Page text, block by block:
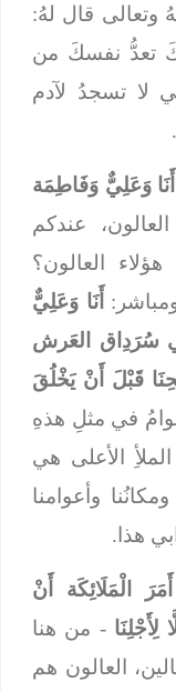
وتعالى قال لهُ:
تعدُّ نفسكَ من
لا تسجدُ لآدم
وَعَلِيٌّ وَفَاطِمَة
عندكم
العالون؟
أَنَا وَعَلِيٌّ
سُرَدِاق العَرش
قَبْلَ أَنْ يَخْلُقَ
في مثلِ هذهِ
الأعلى هي
وأعوامنا
هذا.
الْمَلَائِكَة أَنْ
- من هنا
العالون هم